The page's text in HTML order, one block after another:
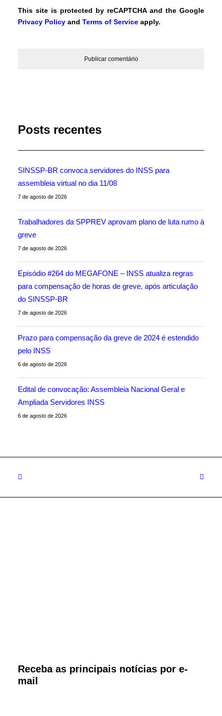
This site is protected by reCAPTCHA and the Google
Privacy Policy and Terms of Service apply.
Posts recentes
SINSSP-BR convoca servidores do INSS para
assembleia virtual no dia 11/08
7 de agosto de 2026
Trabalhadores da SPPREV aprovam plano de luta rumo à
greve
7 de agosto de 2026
Episódio #264 do MEGAFONE – INSS atualiza regras
para compensação de horas de greve, após articulação
do SINSSP-BR
7 de agosto de 2026
Prazo para compensação da greve de 2024 é estendido
pelo INSS
6 de agosto de 2026
Edital de convocação: Assembleia Nacional Geral e
Ampliada Servidores INSS
6 de agosto de 2026
Receba as principais notícias por e-
mail